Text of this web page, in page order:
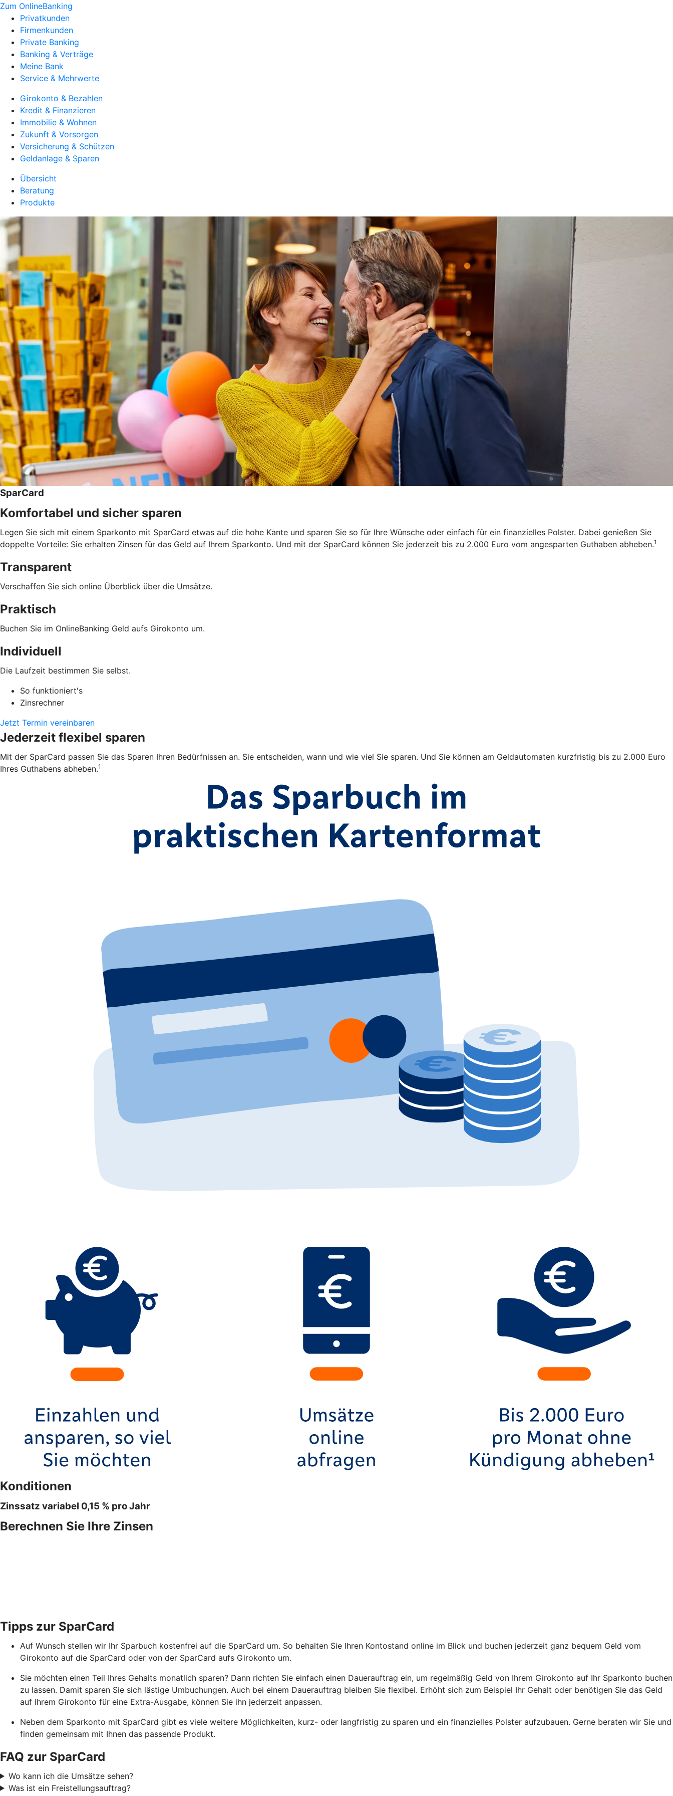
Zum OnlineBanking
Privatkunden
Firmenkunden
Private Banking
Banking & Verträge
Meine Bank
Service & Mehrwerte
Girokonto & Bezahlen
Kredit & Finanzieren
Immobilie & Wohnen
Zukunft & Vorsorgen
Versicherung & Schützen
Geldanlage & Sparen
Übersicht
Beratung
Produkte
SparCard
Komfortabel und sicher sparen
Legen Sie sich mit einem Sparkonto mit SparCard etwas auf die hohe Kante und sparen Sie so für Ihre Wünsche oder einfach für ein finanzielles Polster. Dabei genießen Sie
doppelte Vorteile: Sie erhalten Zinsen für das Geld auf Ihrem Sparkonto. Und mit der SparCard können Sie jederzeit bis zu 2.000 Euro vom angesparten Guthaben abheben.1
Transparent
Verschaffen Sie sich online Überblick über die Umsätze.
Praktisch
Buchen Sie im OnlineBanking Geld aufs Girokonto um.
Individuell
Die Laufzeit bestimmen Sie selbst.
So funktioniert's
Zinsrechner
Jetzt Termin vereinbaren
Jederzeit flexibel sparen
Mit der SparCard passen Sie das Sparen Ihren Bedürfnissen an. Sie entscheiden, wann und wie viel Sie sparen. Und Sie können am Geldautomaten kurzfristig bis zu 2.000 Euro
Ihres Guthabens abheben.1
Konditionen
Zinssatz variabel 0,15 % pro Jahr
Berechnen Sie Ihre Zinsen
Tipps zur SparCard
Auf Wunsch stellen wir Ihr Sparbuch kostenfrei auf die SparCard um. So behalten Sie Ihren Kontostand online im Blick und buchen jederzeit ganz bequem Geld vom
Girokonto auf die SparCard oder von der SparCard aufs Girokonto um.
Sie möchten einen Teil Ihres Gehalts monatlich sparen? Dann richten Sie einfach einen Dauerauftrag ein, um regelmäßig Geld von Ihrem Girokonto auf Ihr Sparkonto buchen
zu lassen. Damit sparen Sie sich lästige Umbuchungen. Auch bei einem Dauerauftrag bleiben Sie flexibel. Erhöht sich zum Beispiel Ihr Gehalt oder benötigen Sie das Geld
auf Ihrem Girokonto für eine Extra-Ausgabe, können Sie ihn jederzeit anpassen.
Neben dem Sparkonto mit SparCard gibt es viele weitere Möglichkeiten, kurz- oder langfristig zu sparen und ein finanzielles Polster aufzubauen. Gerne beraten wir Sie und
finden gemeinsam mit Ihnen das passende Produkt.
FAQ zur SparCard
Wo kann ich die Umsätze sehen?
Was ist ein Freistellungsauftrag?